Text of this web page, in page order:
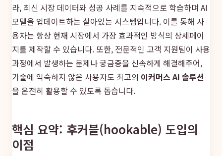
라, 최신 시장 데이터와 성공 사례를 지속적으로 학습하며 AI
모델을 업데이트하는 살아있는 시스템입니다. 이를 통해 사
용자는 항상 현재 시장에서 가장 효과적인 방식의 상세페이
지를 제작할 수 있습니다. 또한, 전문적인 고객 지원팀이 사용
과정에서 발생하는 문제나 궁금증을 신속하게 해결해주어,
기술에 익숙하지 않은 사용자도 최고의 이커머스 AI 솔루션
을 온전히 활용할 수 있도록 돕습니다.
핵심 요약: 후커블(hookable) 도입의
이점